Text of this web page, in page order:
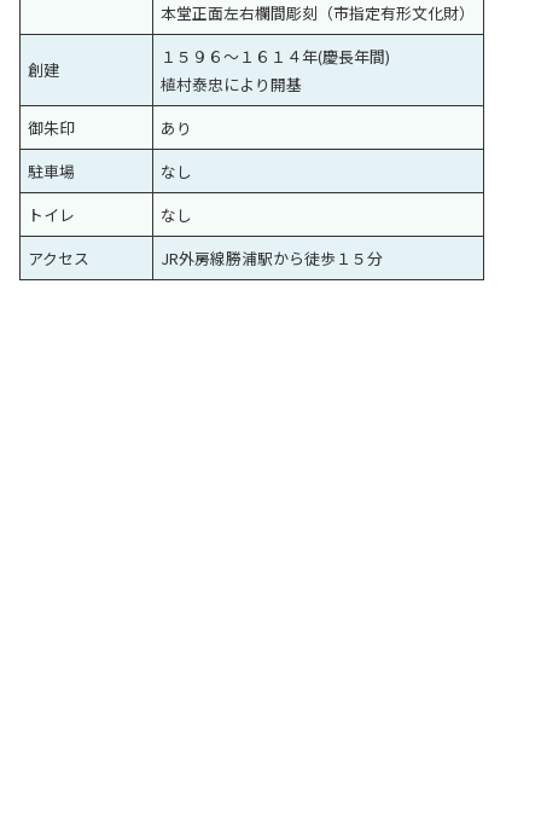
本堂正面左右欄間彫刻（市指定有形文化財）
創建
１５９６～１６１４年(慶長年間)
植村泰忠により開基
御朱印
あり
駐車場
なし
トイレ
なし
アクセス
JR外房線勝浦駅から徒歩１５分